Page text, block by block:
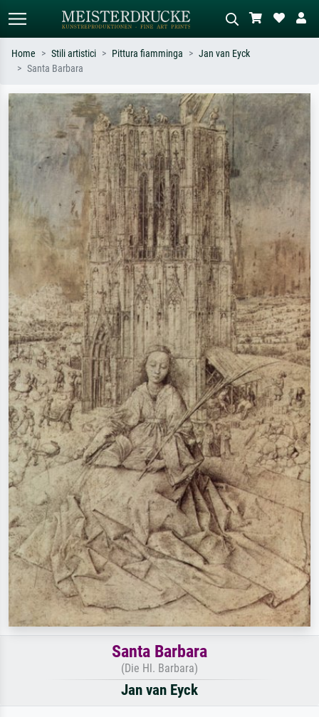
Cerca per artista, titolo o stile – es.
Monet, Notte stellata,
Impressionismo, onda di Hokusai,
nudo.
Descrivi la scena – es. prato verde,
astratto con molto rosso, dipinto a
olio scuro, nudo in piedi vicino a un
albero.
Home Stili artistici Pittura fiamminga
Jan van Eyck
Santa Barbara
Santa Barbara
(Die Hl. Barbara)
Jan van Eyck